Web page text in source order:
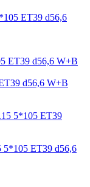
ET39 d56,6
d56,6 W+B
ET39 d56,6